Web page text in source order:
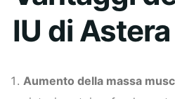
IU di
Aumento della massa